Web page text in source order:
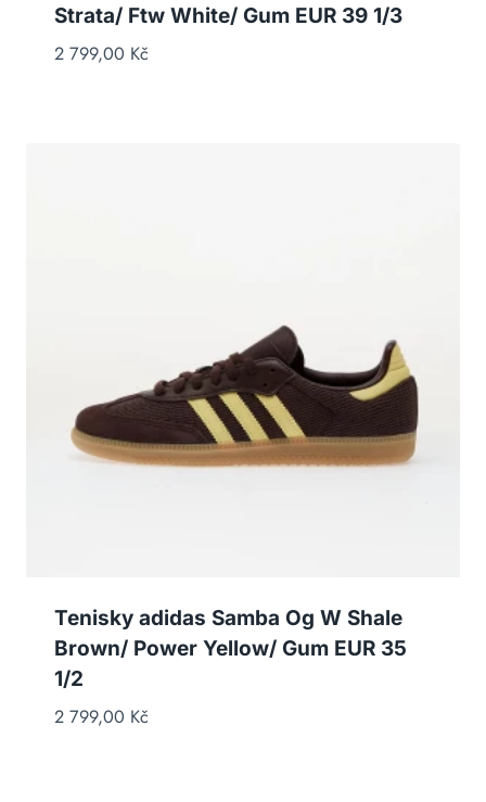
Strata/ Ftw White/ Gum EUR 39 1/3
2 799,00 Kč
Tenisky adidas Samba Og W Shale
Brown/ Power Yellow/ Gum EUR 35
1/2
2 799,00 Kč